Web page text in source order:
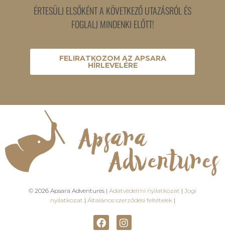
ÉRTESÜLJ ELSŐKÉNT A KÖVETKEZŐ UTAZÁSRÓL ÉS
FOGLALJ MINDENKI ELŐTT!
FELIRATKOZOM AZ APSARA
HÍRLEVELÉRE
© 2026 Apsara Adventures | Adatvédelmi nyilatkozat | Jogi
nyilatkozat | Általános szerződési feltételek |